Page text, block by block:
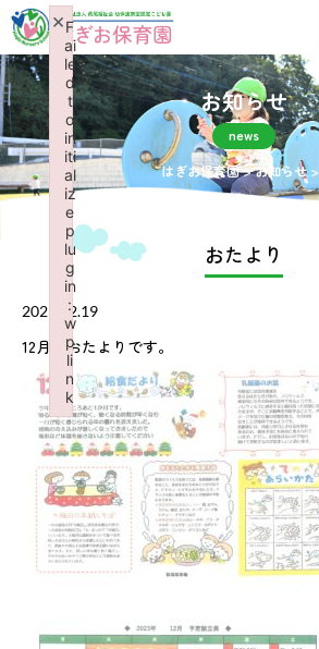
お知らせ
news
はぎお保育園>お知らせ>
おたより
2023.12.19
12月のおたよりです。
F
ai
le
d
t
o
in
iti
al
iz
e
p
lu
g
in
:
w
p
li
n
k
×
Failed to initialize plugin: wplink